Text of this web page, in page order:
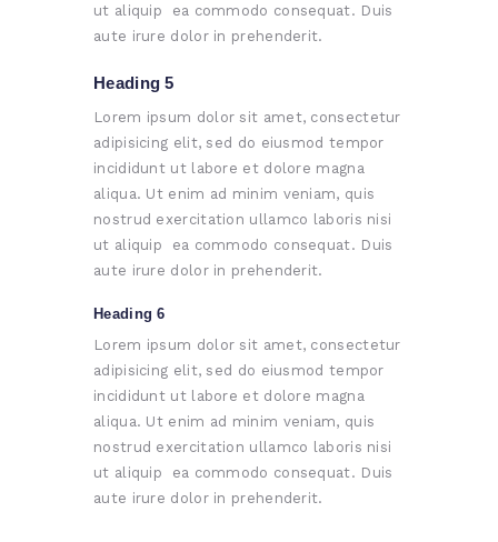
ut aliquip ea commodo consequat. Duis
aute irure dolor in prehenderit.
Heading 5
Lorem ipsum dolor sit amet, consectetur
adipisicing elit, sed do eiusmod tempor
incididunt ut labore et dolore magna
aliqua. Ut enim ad minim veniam, quis
nostrud exercitation ullamco laboris nisi
ut aliquip ea commodo consequat. Duis
aute irure dolor in prehenderit.
Heading 6
Lorem ipsum dolor sit amet, consectetur
adipisicing elit, sed do eiusmod tempor
incididunt ut labore et dolore magna
aliqua. Ut enim ad minim veniam, quis
nostrud exercitation ullamco laboris nisi
ut aliquip ea commodo consequat. Duis
aute irure dolor in prehenderit.